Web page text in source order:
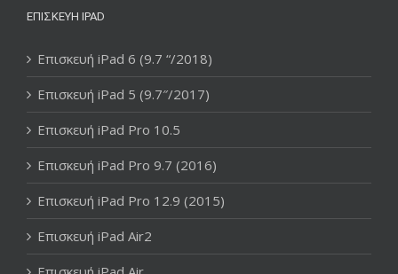
ΕΠΙΣΚΕΥΉ IPAD
Επισκευή iPad 6 (9.7 “/2018)
Επισκευή iPad 5 (9.7″/2017)
Επισκευή iPad Pro 10.5
Επισκευή iPad Pro 9.7 (2016)
Επισκευή iPad Pro 12.9 (2015)
Επισκευή iPad Air2